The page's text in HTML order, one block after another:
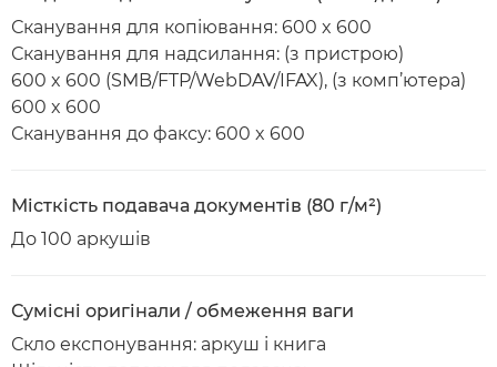
Сканування для копіювання: 600 x 600
Сканування для надсилання: (з пристрою)
600 x 600 (SMB/FTP/WebDAV/IFAX), (з комп’ютера)
600 x 600
Сканування до факсу: 600 x 600
Місткість подавача документів (80 г/м²)
До 100 аркушів
Сумісні оригінали / обмеження ваги
Скло експонування: аркуш і книга